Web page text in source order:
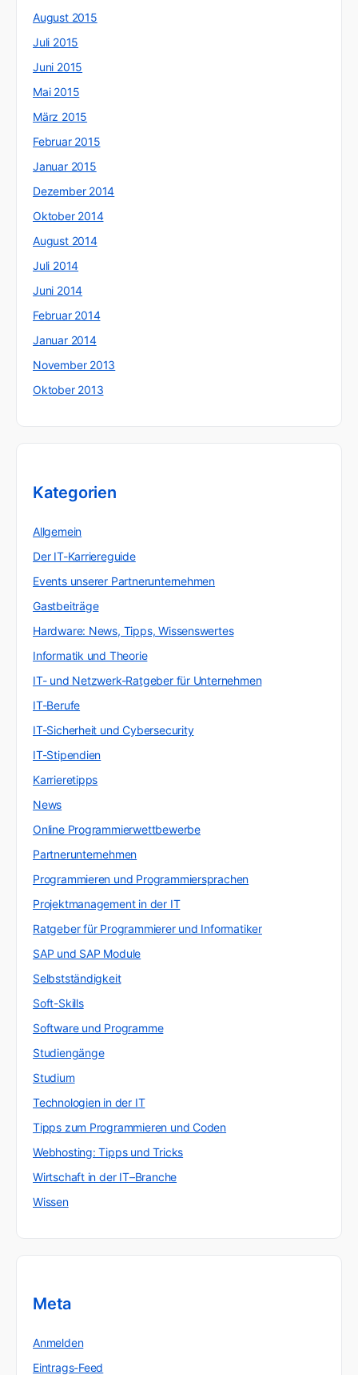
August 2015
Juli 2015
Juni 2015
Mai 2015
März 2015
Februar 2015
Januar 2015
Dezember 2014
Oktober 2014
August 2014
Juli 2014
Juni 2014
Februar 2014
Januar 2014
November 2013
Oktober 2013
Kategorien
Allgemein
Der IT-Karriereguide
Events unserer Partnerunternehmen
Gastbeiträge
Hardware: News, Tipps, Wissenswertes
Informatik und Theorie
IT- und Netzwerk-Ratgeber für Unternehmen
IT-Berufe
IT-Sicherheit und Cybersecurity
IT-Stipendien
Karrieretipps
News
Online Programmierwettbewerbe
Partnerunternehmen
Programmieren und Programmiersprachen
Projektmanagement in der IT
Ratgeber für Programmierer und Informatiker
SAP und SAP Module
Selbstständigkeit
Soft-Skills
Software und Programme
Studiengänge
Studium
Technologien in der IT
Tipps zum Programmieren und Coden
Webhosting: Tipps und Tricks
Wirtschaft in der IT–Branche
Wissen
Meta
Anmelden
Eintrags-Feed